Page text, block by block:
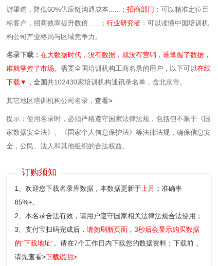
游渠道，降低60%供应链沟通成本......；招商部门：可以精准定位目
标客户，招商效率提升数倍......；行业研究者：可以读懂中国培训机
构公司产业格局与区域竞争力。
名录下载：在大数据时代，没有数据，就没有营销，谁掌握了数据，
谁就掌控了市场。 需要全国培训机构工商名录的用户，以下可以在线
下载▼，全国共102430家培训机构通讯录名单，含北京市。
其它地区培训机构公司名录，查看>
提示：使用名录时，必须严格遵守国家法律法规，包括但不限于《国
家数据安全法》、《国家个人信息保护法》等‌法律法规，确保信息安
全，公民、法人和其他组织的合法权益。
订购须知
1、欢迎您下载名录库数据，本数据更新于 上月 ；准确率
85%+。
2、本名录合法有效，请用户遵守国家相关法律法规合法使用；
3、支付宝扫码完成后，请勿刷新页面，3秒后会显示购买数据
的“下载地址”。请在7个工作日内下载您的数据资料；下载前，
请先查看>下载说明>